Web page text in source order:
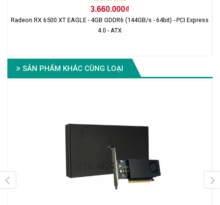
3.660.000₫
Radeon RX 6500 XT EAGLE - 4GB GDDR6 (144GB/s - 64bit) - PCI Express
4.0 - ATX
SẢN PHẨM KHÁC CÙNG LOẠI